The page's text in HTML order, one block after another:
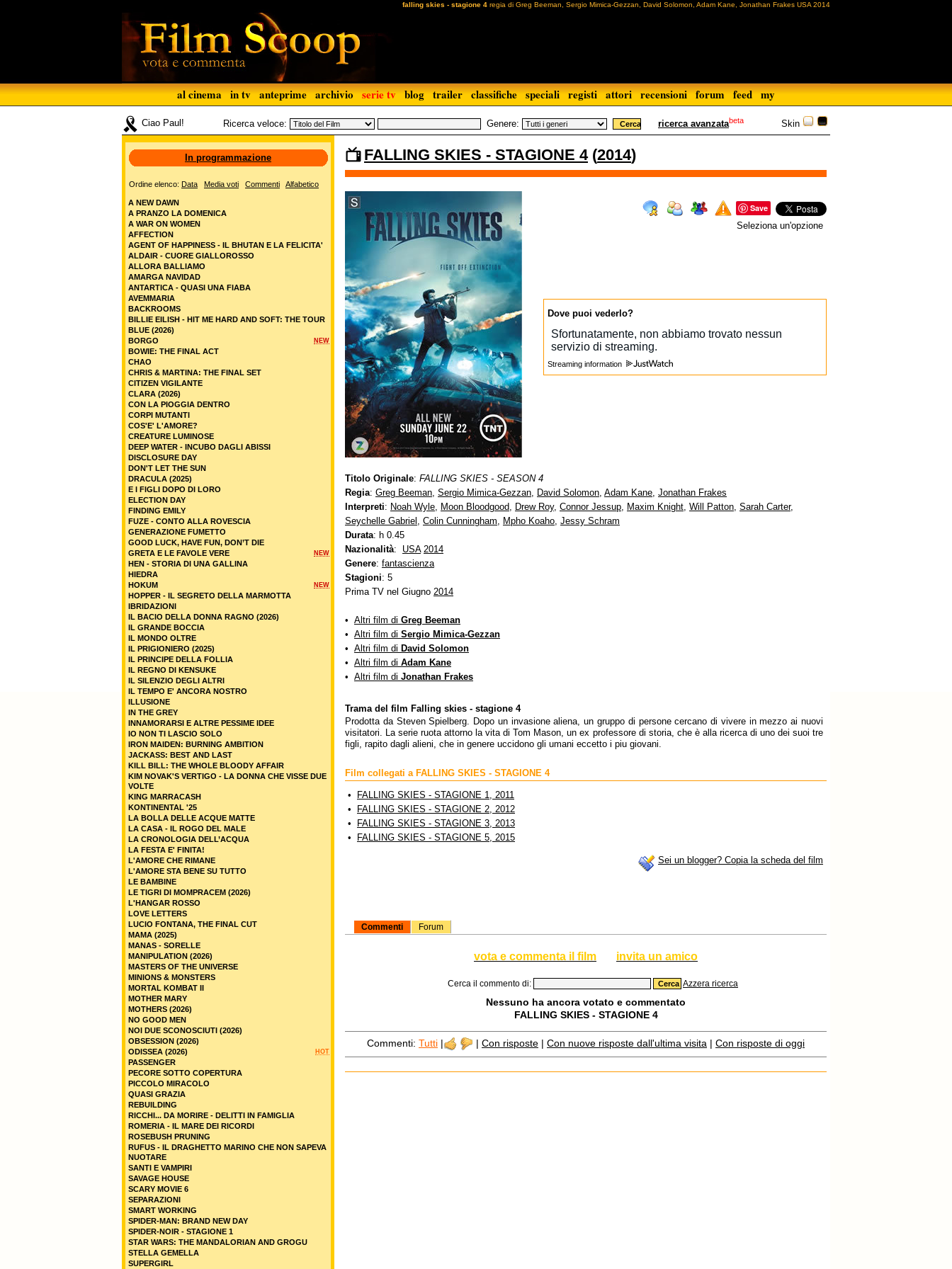
falling skies - stagione 4 regia di Greg Beeman, Sergio Mimica-Gezzan, David Solomon, Adam Kane, Jonathan Frakes USA 2014
al cinema in tv anteprime archivio serie tv blog trailer classifiche speciali registi attori recensioni forum feed my
Skin
Ciao Paul! Ricerca veloce: Genere: ricerca avanzatabeta
FALLING SKIES - STAGIONE 4(2014)
Save
Seleziona un'opzione
Dove puoi vederlo?
Streaming information
Titolo Originale: FALLING SKIES - SEASON 4
Regia: Greg Beeman, Sergio Mimica-Gezzan, David Solomon, Adam Kane, Jonathan Frakes
Interpreti: Noah Wyle, Moon Bloodgood, Drew Roy, Connor Jessup, Maxim Knight, Will Patton, Sarah Carter,
Seychelle Gabriel , Colin Cunningham, Mpho Koaho, Jessy Schram
Durata: h 0.45
Nazionalità: USA 2014
Genere: fantascienza
Stagioni: 5
Prima TV nel Giugno 2014
• Altri film di Greg Beeman
• Altri film di Sergio Mimica-Gezzan
• Altri film di David Solomon
• Altri film di Adam Kane
• Altri film di Jonathan Frakes
Trama del film Falling skies - stagione 4
Prodotta da Steven Spielberg. Dopo un invasione aliena, un gruppo di persone cercano di vivere in mezzo ai nuovi
visitatori. La serie ruota attorno la vita di Tom Mason, un ex professore di storia, che è alla ricerca di uno dei suoi tre
figli, rapito dagli alieni, che in genere uccidono gli umani eccetto i piu giovani.
Film collegati a FALLING SKIES - STAGIONE 4
•
FALLING SKIES - STAGIONE 1, 2011
•
FALLING SKIES - STAGIONE 2, 2012
•
FALLING SKIES - STAGIONE 3, 2013
•
FALLING SKIES - STAGIONE 5, 2015
Sei un blogger? Copia la scheda del film
Commenti Forum
vota e commenta il film invita un amico
Cerca il commento di: Azzera ricerca
Nessuno ha ancora votato e commentato
FALLING SKIES - STAGIONE 4
Commenti: Tutti | | Con risposte | Con nuove risposte dall'ultima visita | Con risposte di oggi
In programmazione
Ordine elenco: Data Media voti Commenti Alfabetico
A NEW DAWN
A PRANZO LA DOMENICA
A WAR ON WOMEN
AFFECTION
AGENT OF HAPPINESS - IL BHUTAN E LA FELICITA'
ALDAIR - CUORE GIALLOROSSO
ALLORA BALLIAMO
AMARGA NAVIDAD
ANTARTICA - QUASI UNA FIABA
AVEMMARIA
BACKROOMS
BILLIE EILISH - HIT ME HARD AND SOFT: THE TOUR
BLUE (2026)
NEW
BORGO
BOWIE: THE FINAL ACT
CHAO
CHRIS & MARTINA: THE FINAL SET
CITIZEN VIGILANTE
CLARA (2026)
CON LA PIOGGIA DENTRO
CORPI MUTANTI
COS'E' L'AMORE?
CREATURE LUMINOSE
DEEP WATER - INCUBO DAGLI ABISSI
DISCLOSURE DAY
DON'T LET THE SUN
DRACULA (2025)
E I FIGLI DOPO DI LORO
ELECTION DAY
FINDING EMILY
FUZE - CONTO ALLA ROVESCIA
GENERAZIONE FUMETTO
GOOD LUCK, HAVE FUN, DON’T DIE
NEW
GRETA E LE FAVOLE VERE
HEN - STORIA DI UNA GALLINA
HIEDRA
NEW
HOKUM
HOPPER - IL SEGRETO DELLA MARMOTTA
IBRIDAZIONI
IL BACIO DELLA DONNA RAGNO (2026)
IL GRANDE BOCCIA
IL MONDO OLTRE
IL PRIGIONIERO (2025)
IL PRINCIPE DELLA FOLLIA
IL REGNO DI KENSUKE
IL SILENZIO DEGLI ALTRI
IL TEMPO E' ANCORA NOSTRO
ILLUSIONE
IN THE GREY
INNAMORARSI E ALTRE PESSIME IDEE
IO NON TI LASCIO SOLO
IRON MAIDEN: BURNING AMBITION
JACKASS: BEST AND LAST
KILL BILL: THE WHOLE BLOODY AFFAIR
KIM NOVAK'S VERTIGO - LA DONNA CHE VISSE DUE
VOLTE
KING MARRACASH
KONTINENTAL '25
LA BOLLA DELLE ACQUE MATTE
LA CASA - IL ROGO DEL MALE
LA CRONOLOGIA DELL’ACQUA
LA FESTA E' FINITA!
L'AMORE CHE RIMANE
L'AMORE STA BENE SU TUTTO
LE BAMBINE
LE TIGRI DI MOMPRACEM (2026)
L'HANGAR ROSSO
LOVE LETTERS
LUCIO FONTANA, THE FINAL CUT
MAMA (2025)
MANAS - SORELLE
MANIPULATION (2026)
MASTERS OF THE UNIVERSE
MINIONS & MONSTERS
MORTAL KOMBAT II
MOTHER MARY
MOTHERS (2026)
NO GOOD MEN
NOI DUE SCONOSCIUTI (2026)
OBSESSION (2026)
HOT
ODISSEA (2026)
PASSENGER
PECORE SOTTO COPERTURA
PICCOLO MIRACOLO
QUASI GRAZIA
REBUILDING
RICCHI... DA MORIRE - DELITTI IN FAMIGLIA
ROMERIA - IL MARE DEI RICORDI
ROSEBUSH PRUNING
RUFUS - IL DRAGHETTO MARINO CHE NON SAPEVA
NUOTARE
SANTI E VAMPIRI
SAVAGE HOUSE
SCARY MOVIE 6
SEPARAZIONI
SMART WORKING
SPIDER-MAN: BRAND NEW DAY
SPIDER-NOIR - STAGIONE 1
STAR WARS: THE MANDALORIAN AND GROGU
STELLA GEMELLA
SUPERGIRL